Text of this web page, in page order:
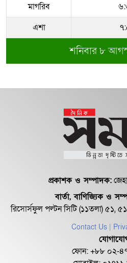
সম্পদের
আতাউর
অবশেষে
১৮ জুলাই সব
১ জিবি ফ্রি
শেরে বাংলা
মাগরিব
এশা
শনিবার ৮
প্রকাশক ও সম্পাদক:
বার্তা, বাণিজ্যিক ও
রিসোর্সফুল পল্টন সিটি (১১তলা) ৫১,
Contact Us |
ফোন: +৮৮ ০২-